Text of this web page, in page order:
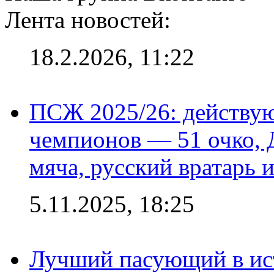
Лента новостей:
18.2.2026, 11:22
ПСЖ 2025/26:
чемпионов — 51 очко,
мяча, русский вратарь
5.11.2025, 18:25
Лучший пасующий в